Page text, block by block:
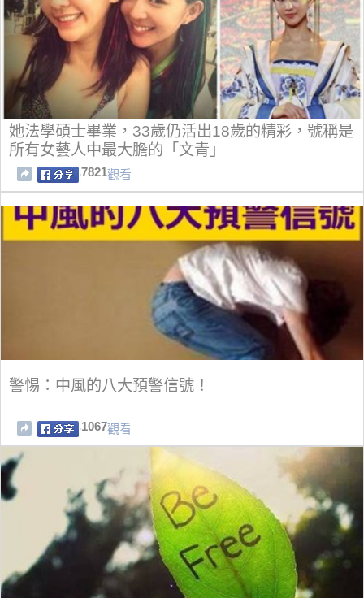
她法學碩士畢業，33歲仍活出18歲的精彩，號稱是
所有女藝人中最大膽的「文青」
7821觀看
警惕：中風的八大預警信號！
1067觀看